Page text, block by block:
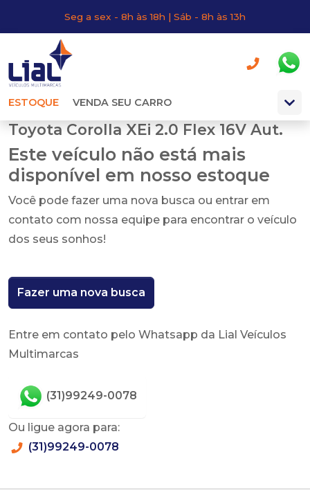
Seg a sex - 8h às 18h | Sáb - 8h às 13h
ESTOQUE VENDA SEU CARRO
Toyota Corolla XEi 2.0 Flex 16V Aut.
Este veículo não está mais
disponível em nosso estoque
Você pode fazer uma nova busca ou entrar em
contato com nossa equipe para encontrar o veículo
dos seus sonhos!
Fazer uma nova busca
Entre em contato pelo Whatsapp da Lial Veículos
Multimarcas
(31)99249-0078
Ou ligue agora para:
(31)99249-0078